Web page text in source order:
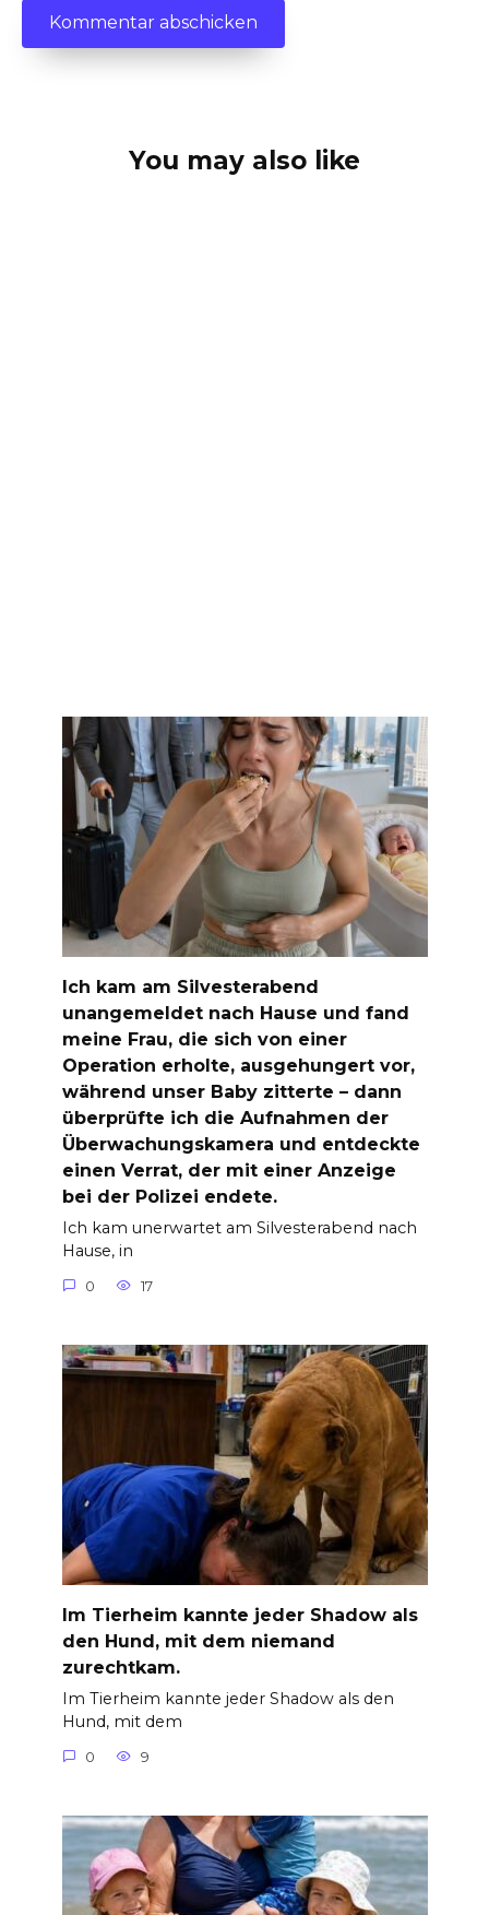
You may also like
Ich kam am Silvesterabend
unangemeldet nach Hause und fand
meine Frau, die sich von einer
Operation erholte, ausgehungert vor,
während unser Baby zitterte – dann
überprüfte ich die Aufnahmen der
Überwachungskamera und entdeckte
einen Verrat, der mit einer Anzeige
bei der Polizei endete.
Ich kam unerwartet am Silvesterabend nach
Hause, in
0 17
Im Tierheim kannte jeder Shadow als
den Hund, mit dem niemand
zurechtkam.
Im Tierheim kannte jeder Shadow als den
Hund, mit dem
0 9